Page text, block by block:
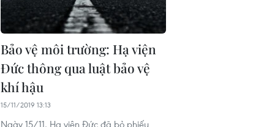
Bảo vệ môi trường: Hạ viện
Đức thông qua luật bảo vệ
khí hậu
15/11/2019 13:13
Ngày 15/11, Hạ viện Đức đã bỏ phiếu